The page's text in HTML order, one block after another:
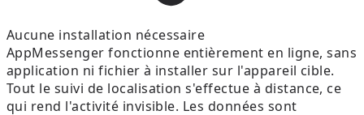
Aucune installation nécessaire
AppMessenger fonctionne entièrement en ligne, sans
application ni fichier à installer sur l'appareil cible.
Tout le suivi de localisation s'effectue à distance, ce
qui rend l'activité invisible. Les données sont